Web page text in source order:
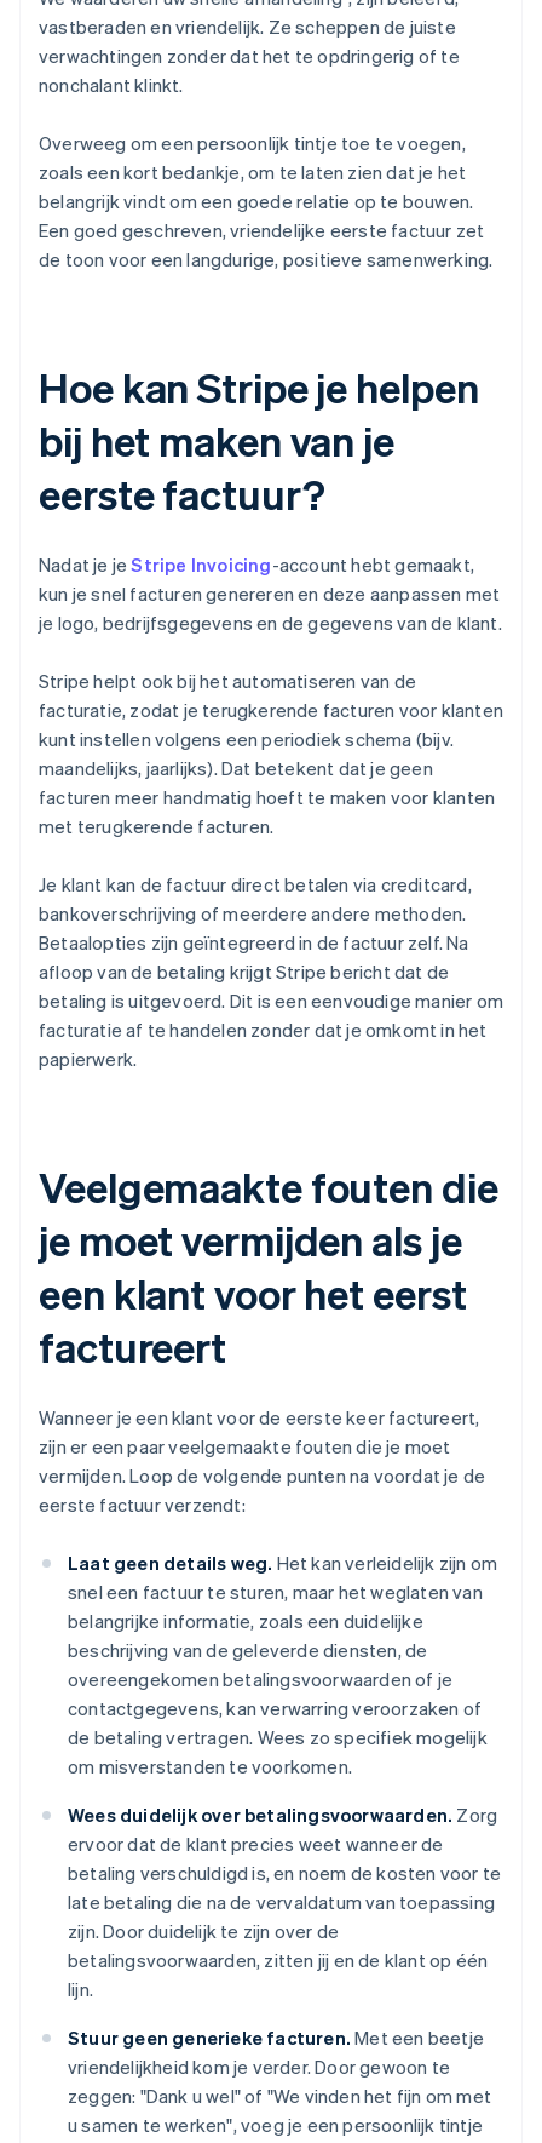
vastberaden en vriendelijk. Ze scheppen de juiste
verwachtingen zonder dat het te opdringerig of te
nonchalant klinkt.
Overweeg om een persoonlijk tintje toe te voegen,
zoals een kort bedankje, om te laten zien dat je het
belangrijk vindt om een goede relatie op te bouwen.
Een goed geschreven, vriendelijke eerste factuur zet
de toon voor een langdurige, positieve samenwerking.
Hoe kan Stripe je helpen
bij het maken van je
eerste factuur?
Nadat je jeStripe Invoicing-account hebt gemaakt,
kun je snel facturen genereren en deze aanpassen met
je logo, bedrijfsgegevens en de gegevens van de klant.
Stripe helpt ook bij het automatiseren van de
facturatie, zodat je terugkerende facturen voor klanten
kunt instellen volgens een periodiek schema (bijv.
maandelijks, jaarlijks). Dat betekent dat je geen
facturen meer handmatig hoeft te maken voor klanten
met terugkerende facturen.
Je klant kan de factuur direct betalen via creditcard,
bankoverschrijving of meerdere andere methoden.
Betaalopties zijn geïntegreerd in de factuur zelf. Na
afloop van de betaling krijgt Stripe bericht dat de
betaling is uitgevoerd. Dit is een eenvoudige manier om
facturatie af te handelen zonder dat je omkomt in het
papierwerk.
Veelgemaakte fouten die
je moet vermijden als je
een klant voor het eerst
factureert
Wanneer je een klant voor de eerste keer factureert,
zijn er een paar veelgemaakte fouten die je moet
vermijden. Loop de volgende punten na voordat je de
eerste factuur verzendt:
Laat geen details weg. Het kan verleidelijk zijn om
snel een factuur te sturen, maar het weglaten van
belangrijke informatie, zoals een duidelijke
beschrijving van de geleverde diensten, de
overeengekomen betalingsvoorwaarden of je
contactgegevens, kan verwarring veroorzaken of
de betaling vertragen. Wees zo specifiek mogelijk
om misverstanden te voorkomen.
Wees duidelijk over betalingsvoorwaarden. Zorg
ervoor dat de klant precies weet wanneer de
betaling verschuldigd is, en noem de kosten voor te
late betaling die na de vervaldatum van toepassing
zijn. Door duidelijk te zijn over de
betalingsvoorwaarden, zitten jij en de klant op één
lijn.
Stuur geen generieke facturen. Met een beetje
vriendelijkheid kom je verder. Door gewoon te
zeggen: "Dank u wel" of "We vinden het fijn om met
u samen te werken", voeg je een persoonlijk tintje